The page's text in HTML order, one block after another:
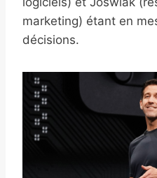
marketing) étant en
décisions.